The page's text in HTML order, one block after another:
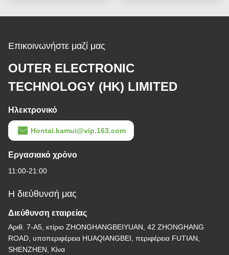
Επικοινωνήστε μαζί μας
OUTER ELECTRONIC
TECHNOLOGY (HK) LIMITED
Ηλεκτρονικό
Hontai.kamui@vip.163.com
Εργασιακό χρόνο
11:00-21:00
Η διεύθυνσή μας
Διεύθυνση εταιρείας
Αριθ. 7-Α5, κτίριο ZHONGHANGBEIYUAN, 42 ZHONGHANG
ROAD, υποπεριφέρεια HUAQIANGBEI, περιφέρεια FUTIAN,
SHENZHEN, Κίνα